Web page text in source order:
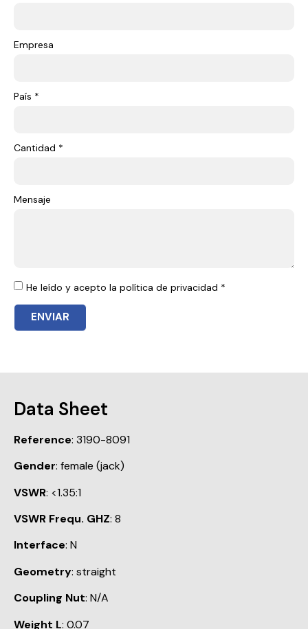
Empresa
País *
Cantidad *
Mensaje
He leído y acepto la política de privacidad *
ENVIAR
Data Sheet
Reference: 3190-8091
Gender: female (jack)
VSWR: <1.35:1
VSWR Frequ. GHZ: 8
Interface: N
Geometry: straight
Coupling Nut: N/A
Weight L: 0.07